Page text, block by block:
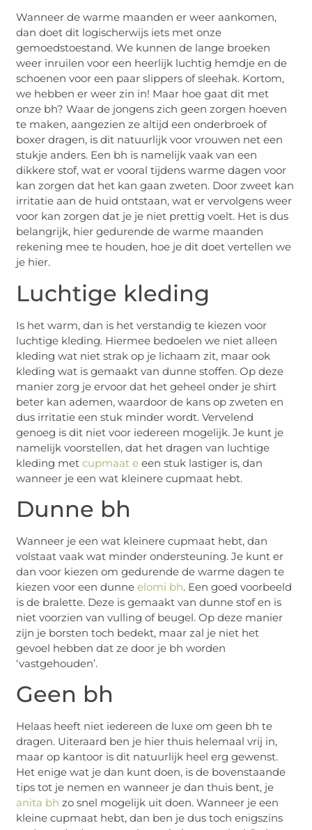
Wanneer de warme maanden er weer aankomen,
dan doet dit logischerwijs iets met onze
gemoedstoestand. We kunnen de lange broeken
weer inruilen voor een heerlijk luchtig hemdje en de
schoenen voor een paar slippers of sleehak. Kortom,
we hebben er weer zin in! Maar hoe gaat dit met
onze bh? Waar de jongens zich geen zorgen hoeven
te maken, aangezien ze altijd een onderbroek of
boxer dragen, is dit natuurlijk voor vrouwen net een
stukje anders. Een bh is namelijk vaak van een
dikkere stof, wat er vooral tijdens warme dagen voor
kan zorgen dat het kan gaan zweten. Door zweet kan
irritatie aan de huid ontstaan, wat er vervolgens weer
voor kan zorgen dat je je niet prettig voelt. Het is dus
belangrijk, hier gedurende de warme maanden
rekening mee te houden, hoe je dit doet vertellen we
je hier.
Luchtige kleding
Is het warm, dan is het verstandig te kiezen voor
luchtige kleding. Hiermee bedoelen we niet alleen
kleding wat niet strak op je lichaam zit, maar ook
kleding wat is gemaakt van dunne stoffen. Op deze
manier zorg je ervoor dat het geheel onder je shirt
beter kan ademen, waardoor de kans op zweten en
dus irritatie een stuk minder wordt. Vervelend
genoeg is dit niet voor iedereen mogelijk. Je kunt je
namelijk voorstellen, dat het dragen van luchtige
kleding metcupmaat e een stuk lastiger is, dan
wanneer je een wat kleinere cupmaat hebt.
Dunne bh
Wanneer je een wat kleinere cupmaat hebt, dan
volstaat vaak wat minder ondersteuning. Je kunt er
dan voor kiezen om gedurende de warme dagen te
kiezen voor een dunneelomi bh. Een goed voorbeeld
is de bralette. Deze is gemaakt van dunne stof en is
niet voorzien van vulling of beugel. Op deze manier
zijn je borsten toch bedekt, maar zal je niet het
gevoel hebben dat ze door je bh worden
‘vastgehouden’.
Geen bh
Helaas heeft niet iedereen de luxe om geen bh te
dragen. Uiteraard ben je hier thuis helemaal vrij in,
maar op kantoor is dit natuurlijk heel erg gewenst.
Het enige wat je dan kunt doen, is de bovenstaande
tips tot je nemen en wanneer je dan thuis bent, je
anita bh zo snel mogelijk uit doen. Wanneer je een
kleine cupmaat hebt, dan ben je dus toch enigszins